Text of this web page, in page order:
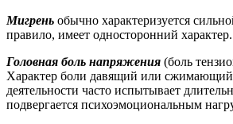
Мигрень обычно характеризуется
правило, имеет односторонний
Головная боль напряжения (боль
Характер боли давящий или сжимающий,
деятельности часто испытывает
подвергается психоэмоциональным